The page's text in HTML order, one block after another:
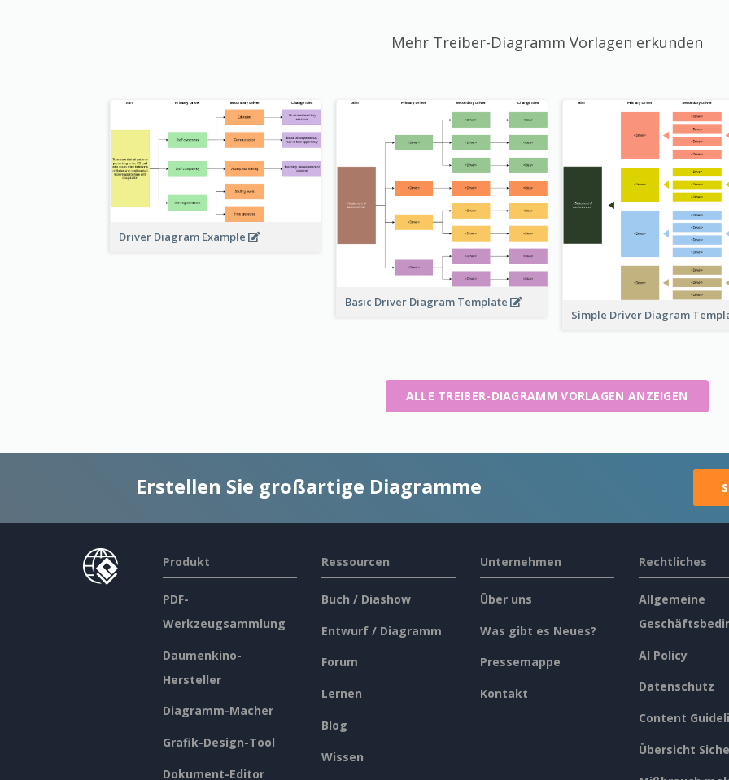
Mehr Treiber-Diagramm Vorlagen erkunden
Driver Diagram Example
Basic Driver Diagram Template
Simple Driver Diagram
ALLE TREIBER-DIAGRAMM VORLAGEN ANZEIGEN
Erstellen Sie großartige Diagramme
Produkt
PDF-
Werkzeugsammlung
Daumenkino-
Hersteller
Diagramm-Macher
Grafik-Design-Tool
Dokument-Editor
Ressourcen
Buch / Diashow
Entwurf / Diagramm
Forum
Lernen
Blog
Wissen
Unternehmen
Über uns
Was gibt es Neues?
Pressemappe
Kontakt
Rechtliches
Allgemeine
AI Policy
Datenschutz
Content
Übersicht